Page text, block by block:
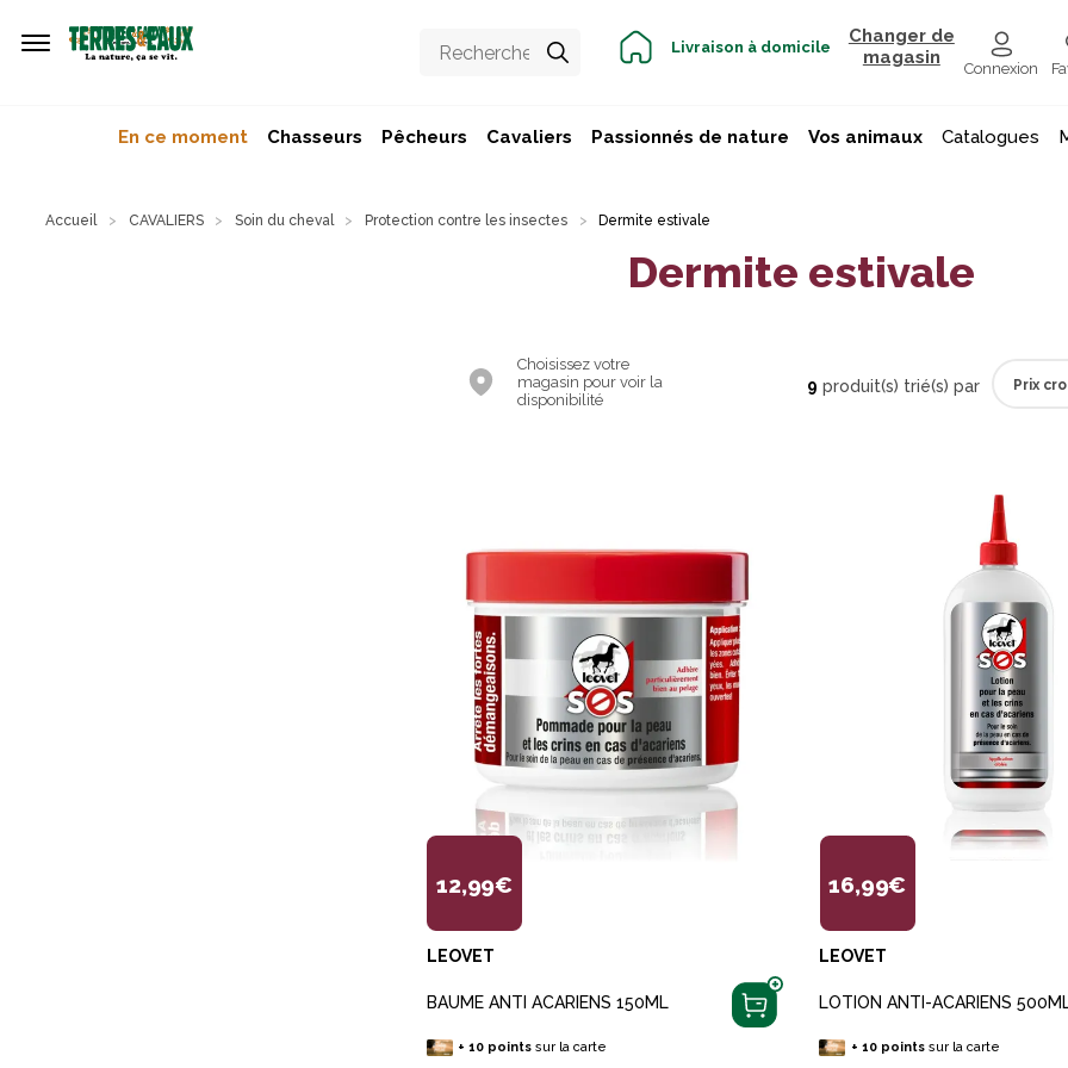
Livraison à domicile
Changer de
magasin
Connexion
En ce moment Chasseurs Pêcheurs Cavaliers Passionnés de nature Vos animaux Catalogues
Accueil CAVALIERS Soin du cheval Protection contre les insectes Dermite estivale
Dermite estivale
Choisissez votre
magasin pour voir la
disponibilité
9 produit(s) trié(s) par
12,99€
LEOVET
BAUME ANTI ACARIENS 150ML
+10 points sur la carte
16,99€
LEOVET
LOTION ANTI-ACARIENS
+ 10pointssur la carte